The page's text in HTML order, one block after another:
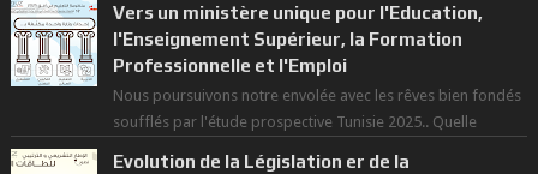
Vers un ministère unique pour l'Education,
l'Enseignement Supérieur, la Formation
Professionnelle et l'Emploi
Nous poursuivons notre envolée avec les rêves bien fondés
soufflés par l'étude prospective Tunisie 2025.. Quelle
Evolution de la Législation er de la